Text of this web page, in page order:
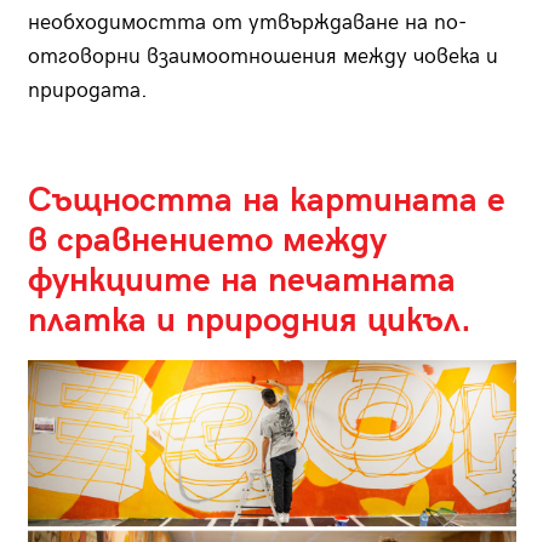
необходимостта от утвърждаване на по-
отговорни взаимоотношения между човека и
природата.
Същността на картината е
в сравнението между
функциите на печатната
платка и природния цикъл.